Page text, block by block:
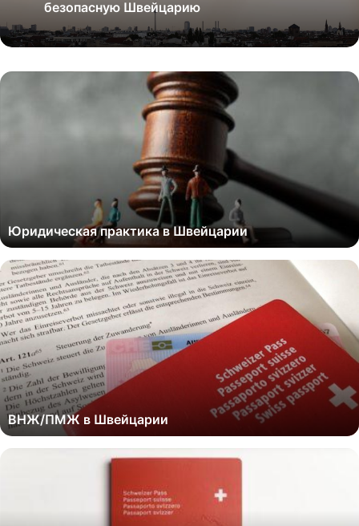
безопасную Швейцарию
Юридическая практика в Швейцарии
ВНЖ/ПМЖ в Швейцарии